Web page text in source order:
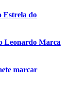
Estrela do
Leonardo Marca
marcar